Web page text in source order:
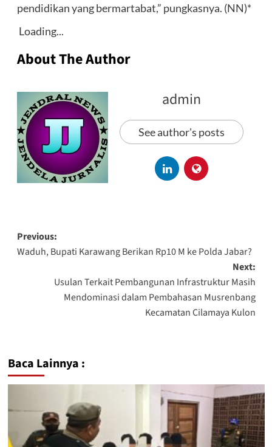
pendidikan yang bermartabat,” pungkasnya. (NN)*
Loading...
About The Author
admin
See author's posts
Previous:
Waduh, Bupati Karawang Berikan Rp10 M ke Polda Jabar?
Next:
Usulan Terkait Pembangunan Infrastruktur Masih
Mendominasi dalam Pembahasan Musrenbang
Kecamatan Cilamaya Kulon
Baca Lainnya :